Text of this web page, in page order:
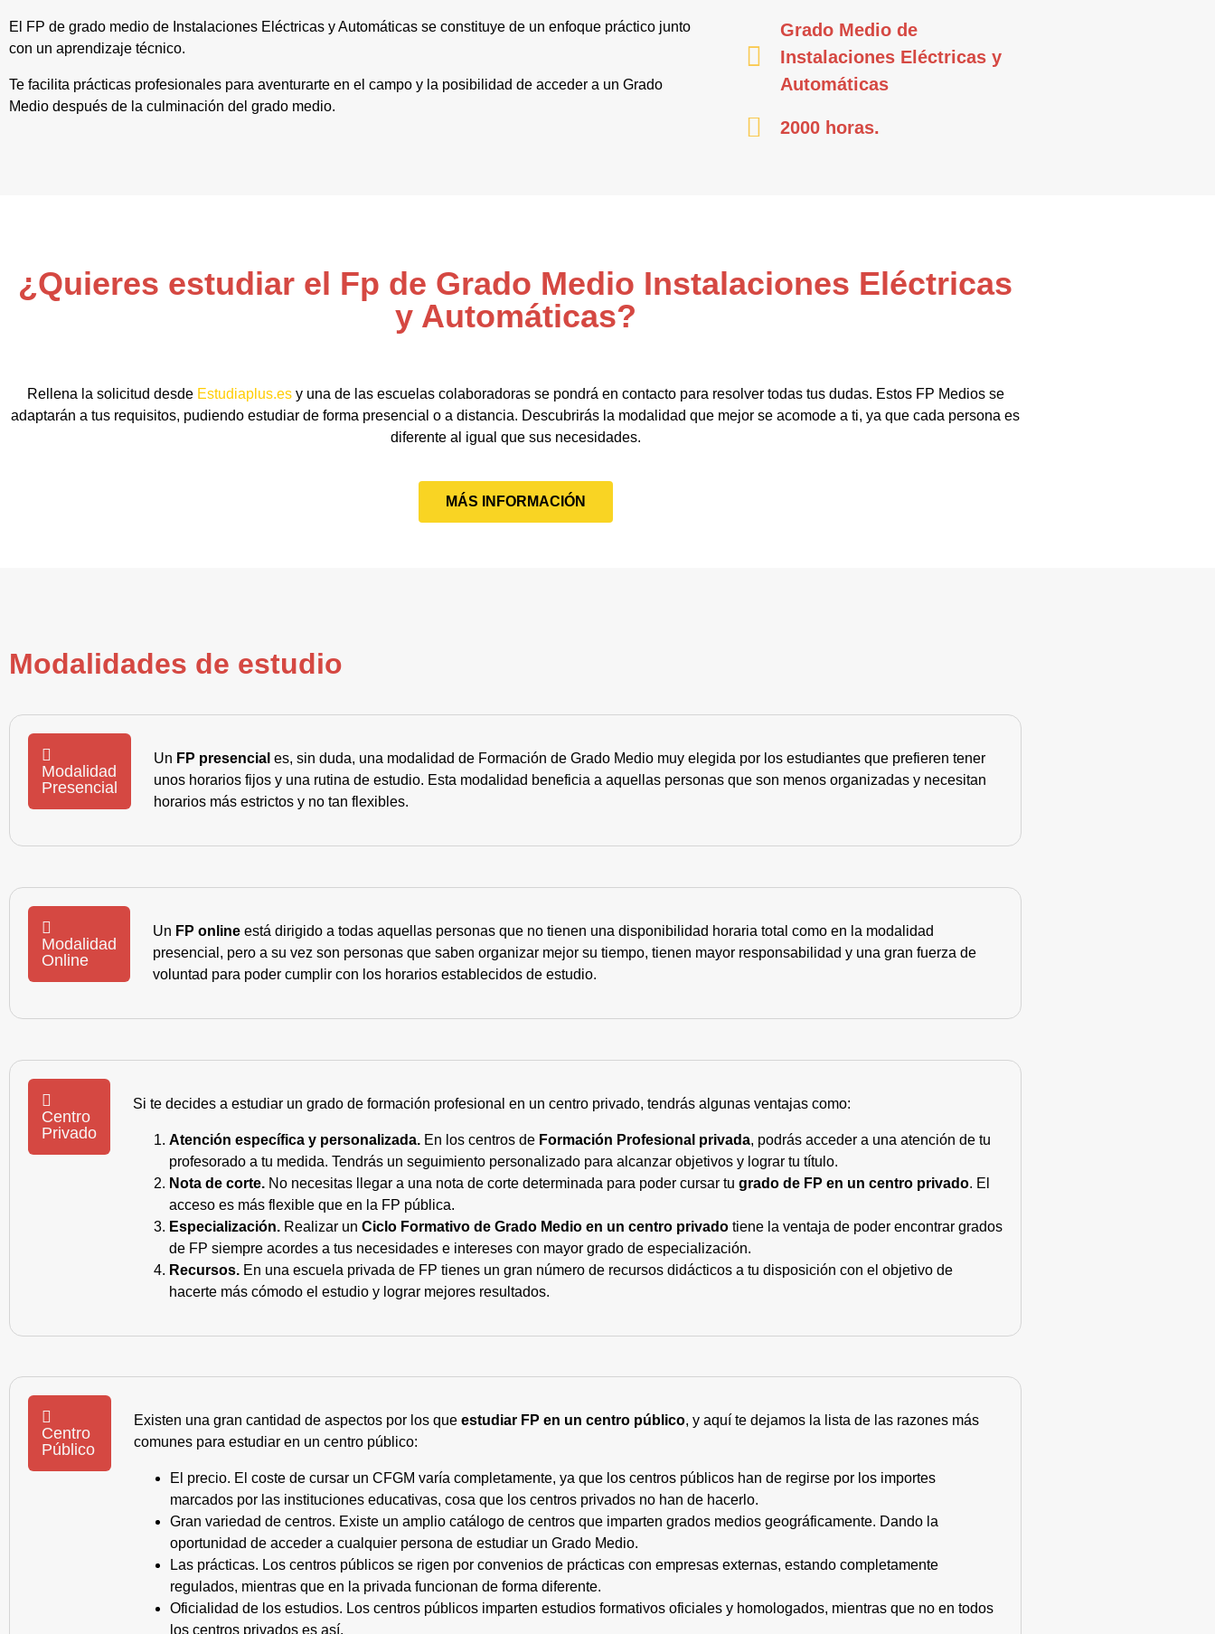
El FP de grado medio de Instalaciones Eléctricas y Automáticas se constituye de un enfoque práctico junto
con un aprendizaje técnico.
Te facilita prácticas profesionales para aventurarte en el campo y la posibilidad de acceder a un Grado
Medio después de la culminación del grado medio.
Grado Medio de
Instalaciones Eléctricas y
Automáticas
2000 horas.
¿Quieres estudiar el Fp de Grado Medio Instalaciones Eléctricas
y Automáticas?
Rellena la solicitud desde Estudiaplus.esy una de las escuelas colaboradoras se pondrá en contacto para resolver todas tus dudas. Estos FP Medios se
adaptarán a tus requisitos, pudiendo estudiar de forma presencial o a distancia. Descubrirás la modalidad que mejor se acomode a ti, ya que cada persona es
diferente al igual que sus necesidades.
MÁS INFORMACIÓN
Modalidades de estudio
Modalidad
Presencial
Un FP presencial es, sin duda, una modalidad de Formación de Grado Medio muy elegida por los estudiantes que prefieren tener
unos horarios fijos y una rutina de estudio. Esta modalidad beneficia a aquellas personas que son menos organizadas y necesitan
horarios más estrictos y no tan flexibles.
Modalidad
Online
Un FP online está dirigido a todas aquellas personas que no tienen una disponibilidad horaria total como en la modalidad
presencial, pero a su vez son personas que saben organizar mejor su tiempo, tienen mayor responsabilidad y una gran fuerza de
voluntad para poder cumplir con los horarios establecidos de estudio.
Centro
Privado
Si te decides a estudiar un grado de formación profesional en un centro privado, tendrás algunas ventajas como:
Atención específica y personalizada. En los centros de Formación Profesional privada, podrás acceder a una atención de tu
profesorado a tu medida. Tendrás un seguimiento personalizado para alcanzar objetivos y lograr tu título.
Nota de corte. No necesitas llegar a una nota de corte determinada para poder cursar tu grado de FP en un centro privado. El
acceso es más flexible que en la FP pública.
Especialización. Realizar un Ciclo Formativo de Grado Medio en un centro privado tiene la ventaja de poder encontrar grados
de FP siempre acordes a tus necesidades e intereses con mayor grado de especialización.
Recursos. En una escuela privada de FP tienes un gran número de recursos didácticos a tu disposición con el objetivo de
hacerte más cómodo el estudio y lograr mejores resultados.
Centro
Público
Existen una gran cantidad de aspectos por los queestudiar FP en un centro público, y aquí te dejamos la lista de las razones más
comunes para estudiar en un centro público:
El precio. El coste de cursar un CFGM varía completamente, ya que los centros públicos han de regirse por los importes
marcados por las instituciones educativas, cosa que los centros privados no han de hacerlo.
Gran variedad de centros. Existe un amplio catálogo de centros que imparten grados medios geográficamente. Dando la
oportunidad de acceder a cualquier persona de estudiar un Grado Medio.
Las prácticas. Los centros públicos se rigen por convenios de prácticas con empresas externas, estando completamente
regulados, mientras que en la privada funcionan de forma diferente.
Oficialidad de los estudios. Los centros públicos imparten estudios formativos oficiales y homologados, mientras que no en todos
los centros privados es así.